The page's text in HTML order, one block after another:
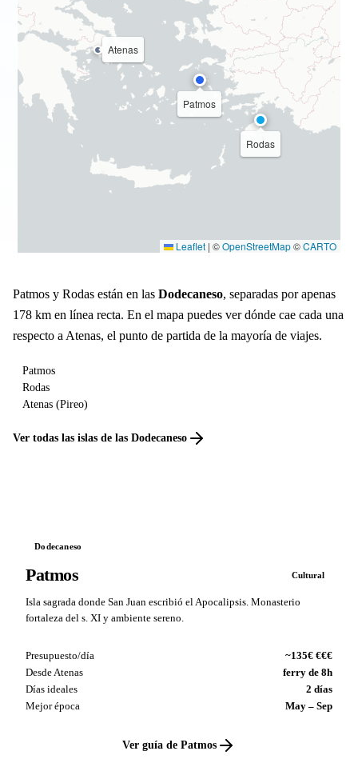
Patmos
Rodas
Atenas
Leaflet | ©OpenStreetMap©CARTO
Patmos y Rodas están en las Dodecaneso, separadas por apenas
178 km en línea recta. En el mapa puedes ver dónde cae cada una
respecto a Atenas, el punto de partida de la mayoría de viajes.
Patmos
Rodas
Atenas (Pireo)
Ver todas las islas de las Dodecaneso
Dodecaneso
Patmos Cultural
Isla sagrada donde San Juan escribió el Apocalipsis. Monasterio
fortaleza del s. XI y ambiente sereno.
Presupuesto/día
~135€ €€€
Desde Atenas
ferry de 8h
Días ideales
2 días
Mejor época
May – Sep
Ver guía de Patmos